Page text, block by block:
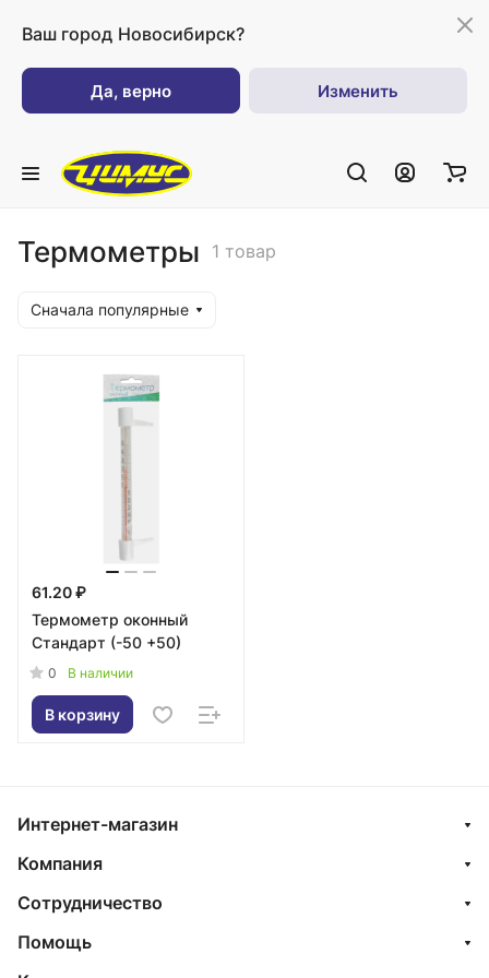
Ваш город Новосибирск?
Да, верно Изменить
Термометры 1 товар
Сначала популярные
61.20 ₽
Термометр оконный
Стандарт (-50 +50)
0 В наличии
В корзину
Интернет-магазин
Компания
Сотрудничество
Помощь